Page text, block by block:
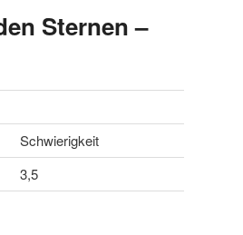
Sternen –
Schwierigkeit
3,5